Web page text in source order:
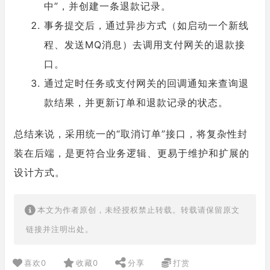
中”，并创建一条退款记录。
事务提交后，通过异步方式（如启动一个新线
程、发送MQ消息）去调用支付网关的退款接
口。
通过定时任务或支付网关的回调通知来查询退
款结果，并更新订单和退款记录的状态。
总结来说，采用统一的“取消订单”接口，将复杂性封
装在后端，是更符合业务逻辑、更易于维护和扩展的
设计方式。
本文为作者原创，未经授权禁止转载。转载请保留原文
链接并注明出处。
喜欢0 收藏0 分享 打赏